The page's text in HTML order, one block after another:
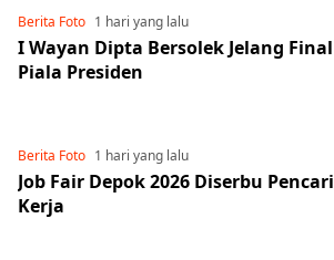
Berita Foto 1 hari yang lalu
I Wayan Dipta Bersolek Jelang Final
Piala Presiden
Berita Foto 1 hari yang lalu
Job Fair Depok 2026 Diserbu Pencari
Kerja